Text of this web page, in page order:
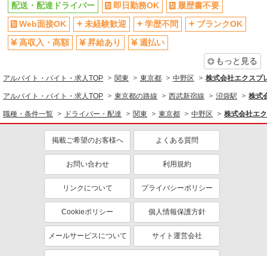
未経験歓迎
交通費支給
社会保険あり
配送・配達ドライバー 即日勤務OK
履歴書不要
Web面接OK
未経験歓迎 学歴不問
ブランクOK
高収入・高額
昇給あり
週払い
もっと見る
アルバイト・バイト・求人TOP 関東 東京都 中野区 株式会社エクスプ
アルバイト・バイト・求人TOP 東京都の路線 西武新宿線 沼袋駅 株式
職種・条件一覧 ドライバー・配達 関東 東京都 中野区 株式会社エ
掲載ご希望のお客様へ よくある質問
お問い合わせ 利用規約
リンクについて プライバシーポリシー
Cookieポリシー 個人情報保護方針
メールサービスについて サイト運営会社